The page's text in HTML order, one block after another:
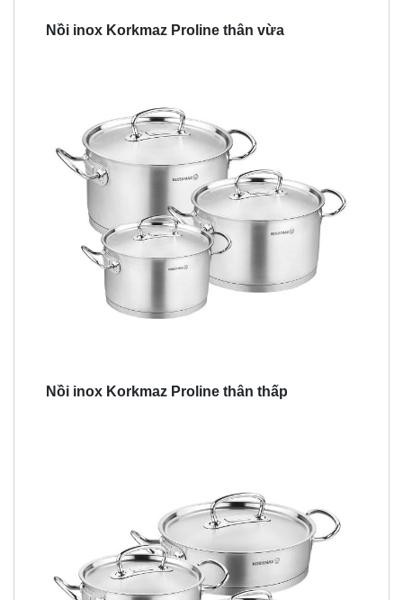
Nồi inox Korkmaz Proline thân vừa
Nồi inox Korkmaz Proline thân thấp